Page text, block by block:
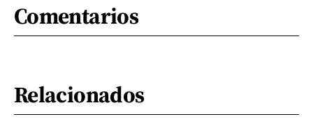
Comentarios
Relacionados